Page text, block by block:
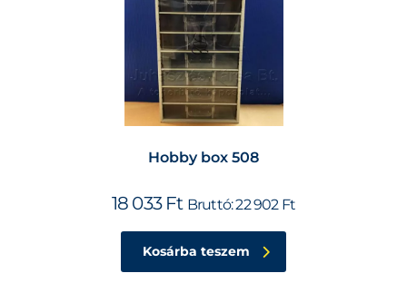
Hobby box 508
18 033 Ft Bruttó:22 902 Ft
Kosárba teszem